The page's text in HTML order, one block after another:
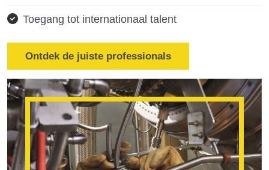
Toegang tot internationaal talent
Ontdek de juiste professionals